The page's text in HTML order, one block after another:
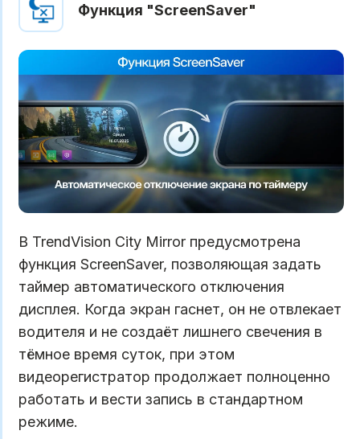
Функция "ScreenSaver"
В TrendVision City Mirror предусмотрена
функция ScreenSaver, позволяющая задать
таймер автоматического отключения
дисплея. Когда экран гаснет, он не отвлекает
водителя и не создаёт лишнего свечения в
тёмное время суток, при этом
видеорегистратор продолжает полноценно
работать и вести запись в стандартном
режиме.